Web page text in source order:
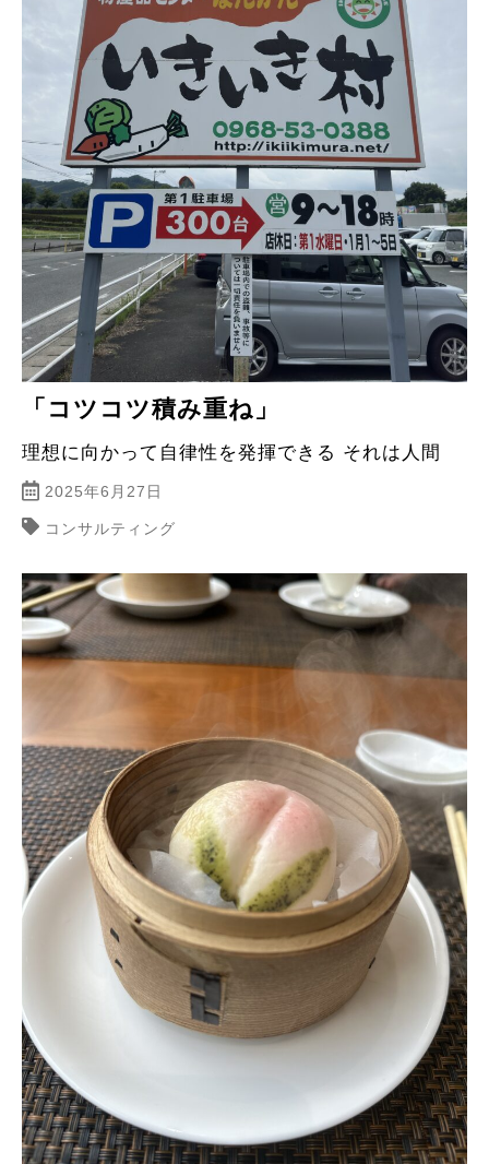
「コツコツ積み重ね」
理想に向かって自律性を発揮できる それは人間
2025年6月27日
コンサルティング